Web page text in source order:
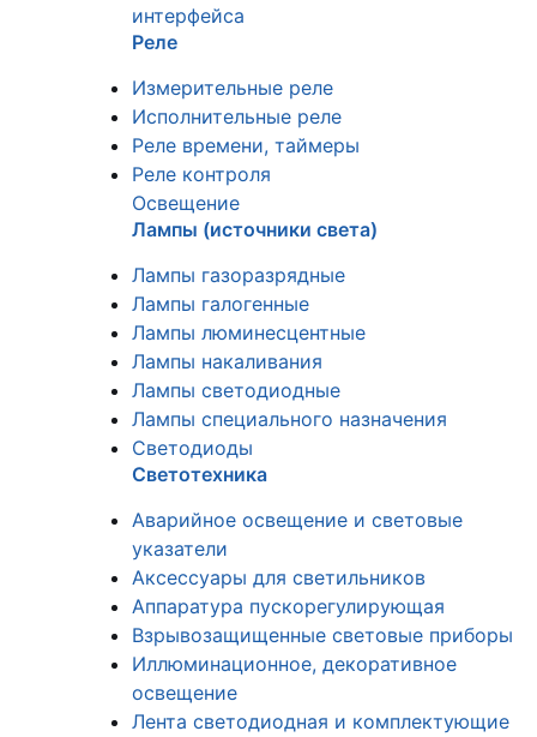
интерфейса
Реле
Измерительные реле
Исполнительные реле
Реле времени, таймеры
Реле контроля
Освещение
Лампы (источники света)
Лампы газоразрядные
Лампы галогенные
Лампы люминесцентные
Лампы накаливания
Лампы светодиодные
Лампы специального назначения
Светодиоды
Светотехника
Аварийное освещение и световые
указатели
Аксессуары для светильников
Аппаратура пускорегулирующая
Взрывозащищенные световые приборы
Иллюминационное, декоративное
освещение
Лента светодиодная и комплектующие